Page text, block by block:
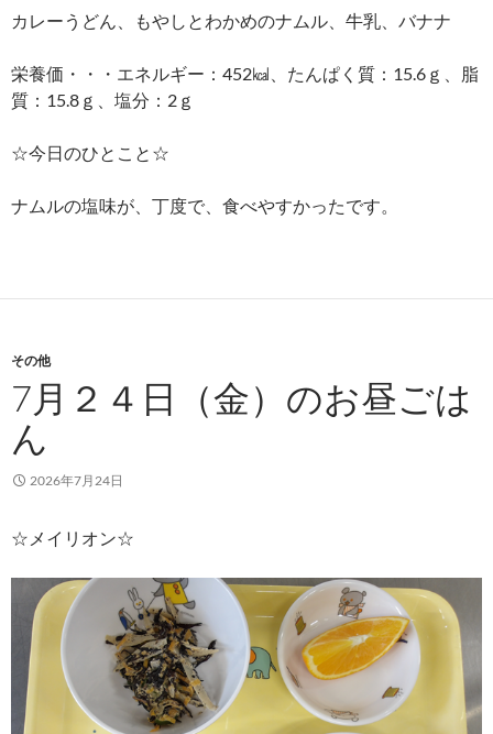
カレーうどん、もやしとわかめのナムル、牛乳、バナナ
栄養価・・・エネルギー：452㎉、たんぱく質：15.6ｇ、脂
質：15.8ｇ、塩分：2ｇ
☆今日のひとこと☆
ナムルの塩味が、丁度で、食べやすかったです。
その他
7月２４日（金）のお昼ごは
ん
2026年7月24日
☆メイリオン☆